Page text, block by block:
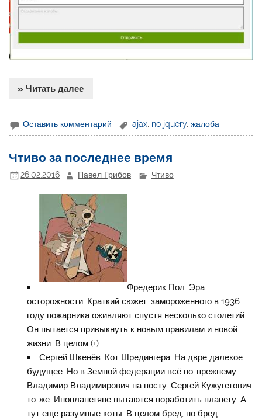
» Читать далее
Оставить комментарий ajax, no jquery,жалоба
Чтиво за последнее время
26.02.2016 Павел Грибов Чтиво
Фредерик Пол. Эра
осторожности. Краткий сюжет: замороженного в 1936
году пожарника оживляют спустя несколько столетий.
Он пытается привыкнуть к новым правилам и новой
жизни. В целом (+)
Сергей Шкенёв. Кот Шредингера. На двре далекое
будущее. Но в Земной федерации всё по-прежнему:
Владимир Владимирович на посту. Сергей Кужугетович
то-же. Инопланетяне пытаются поработить планету. А
тут еще разумные коты. В целом бред, но бред